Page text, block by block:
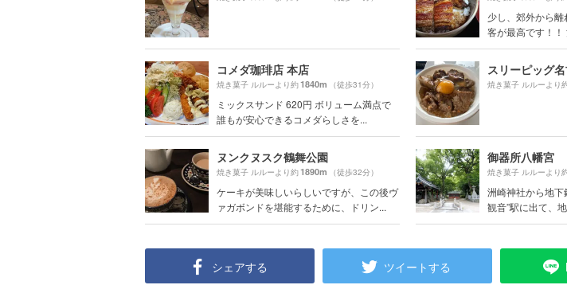
少し、郊外から
客が最高です！！
コメダ珈琲店 本店
焼き菓子 ルルーより約1840m （徒歩31分）
ミックスサンド 620円 ボリューム満点で
誰もが安心できるコメダらしさを...
スリーピッグ
焼き菓子 ルルーより
ヌンクヌスク鶴舞公園
焼き菓子 ルルーより約1890m （徒歩32分）
ケーキが美味しいらしいですが、この後ヴ
ァガボンドを堪能するために、ドリン...
御器所八幡宮
焼き菓子 ルルーより
洲崎神社から地下
観音”駅に出て、
シェアする ツイートする